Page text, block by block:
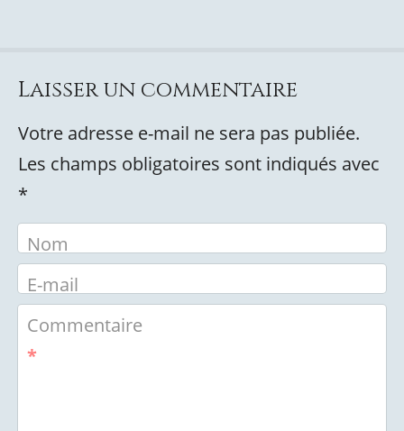
Laisser un commentaire
Votre adresse e-mail ne sera pas publiée.
Les champs obligatoires sont indiqués avec
*
Nom
E-mail
Commentaire
*